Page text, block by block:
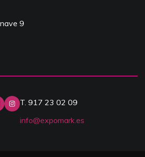
9
T. 917 23 02 09
info@expomark.es